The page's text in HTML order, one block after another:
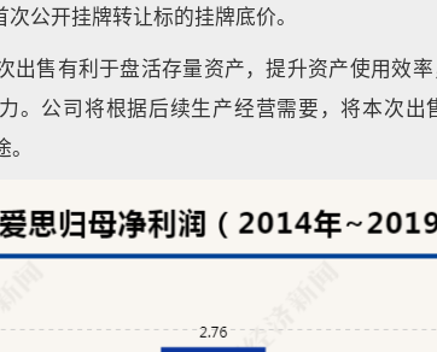
公开挂牌转让标的挂牌底价。
出售有利于盘活存量资产，提升资产使用效
。公司将根据后续生产经营需要，将本次